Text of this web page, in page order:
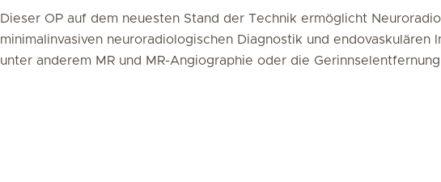
Dieser OP auf dem neuesten Stand der Technik ermöglicht
minimalinvasiven neuroradiologischen Diagnostik und endovaskulären
unter anderem MR und MR-Angiographie oder die